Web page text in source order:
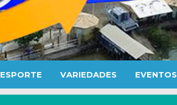
ESPORTE VARIEDADES EVENTOS